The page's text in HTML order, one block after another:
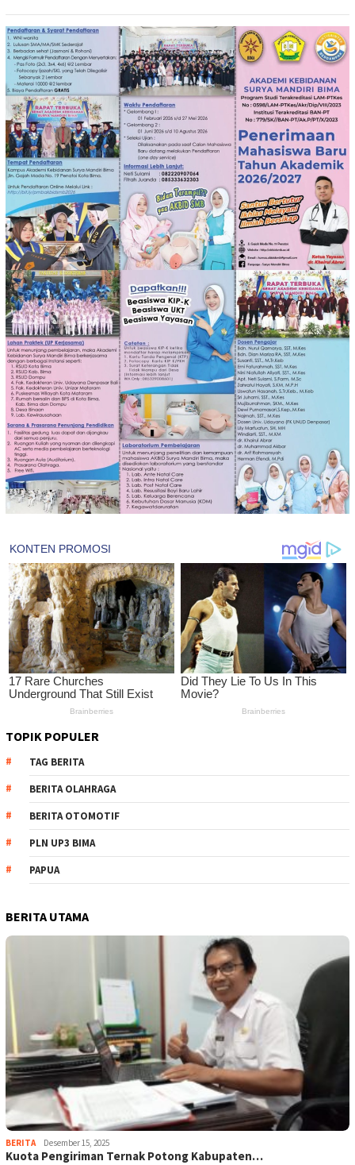
TOPIK POPULER
TAG BERITA
BERITA OLAHRAGA
BERITA OTOMOTIF
PLN UP3 BIMA
PAPUA
BERITA UTAMA
BERITA Desember 15, 2025
Kuota Pengiriman Ternak Potong Kabupaten…